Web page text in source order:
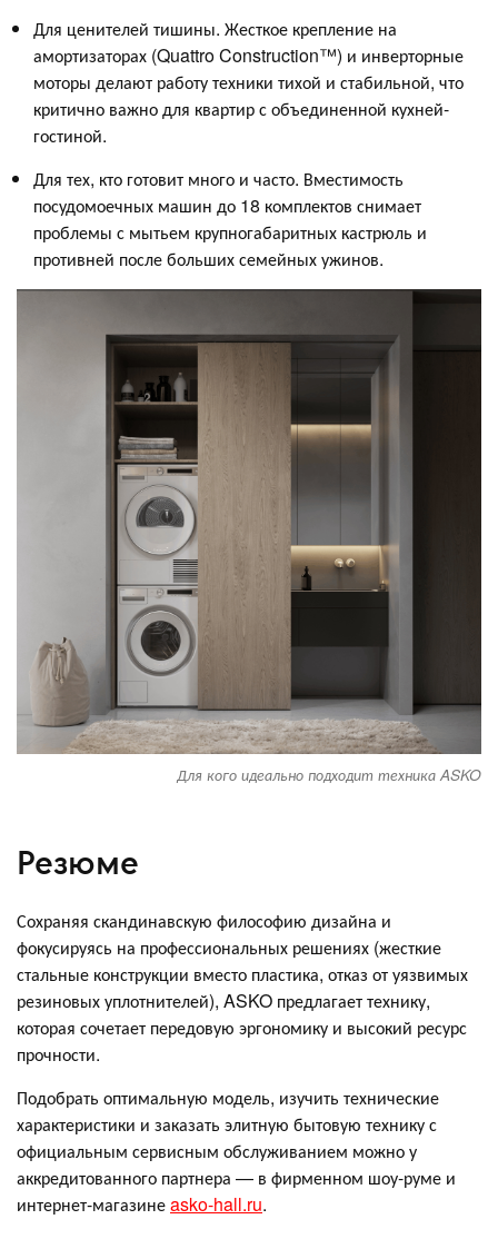
Для ценителей тишины. Жесткое крепление на
амортизаторах (Quattro Construction™) и инверторные
моторы делают работу техники тихой и стабильной, что
критично важно для квартир с объединенной кухней-
гостиной.
Для тех, кто готовит много и часто. Вместимость
посудомоечных машин до 18 комплектов снимает
проблемы с мытьем крупногабаритных кастрюль и
противней после больших семейных ужинов.
Для кого идеально подходит техника ASKO
Резюме
Сохраняя скандинавскую философию дизайна и
фокусируясь на профессиональных решениях (жесткие
стальные конструкции вместо пластика, отказ от уязвимых
резиновых уплотнителей), ASKO предлагает технику,
которая сочетает передовую эргономику и высокий ресурс
прочности.
Подобрать оптимальную модель, изучить технические
характеристики и заказать элитную бытовую технику с
официальным сервисным обслуживанием можно у
аккредитованного партнера — в фирменном шоу-руме и
интернет-магазинеasko-hall.ru.